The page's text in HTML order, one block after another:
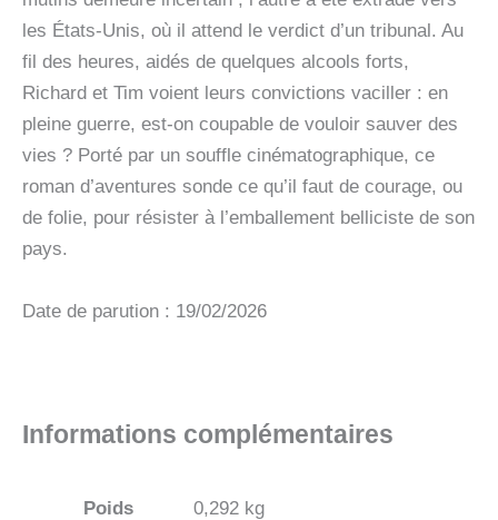
les États-Unis, où il attend le verdict d’un tribunal. Au
fil des heures, aidés de quelques alcools forts,
Richard et Tim voient leurs convictions vaciller : en
pleine guerre, est-on coupable de vouloir sauver des
vies ? Porté par un souffle cinématographique, ce
roman d’aventures sonde ce qu’il faut de courage, ou
de folie, pour résister à l’emballement belliciste de son
pays.
Date de parution : 19/02/2026
Informations complémentaires
Poids 0,292 kg